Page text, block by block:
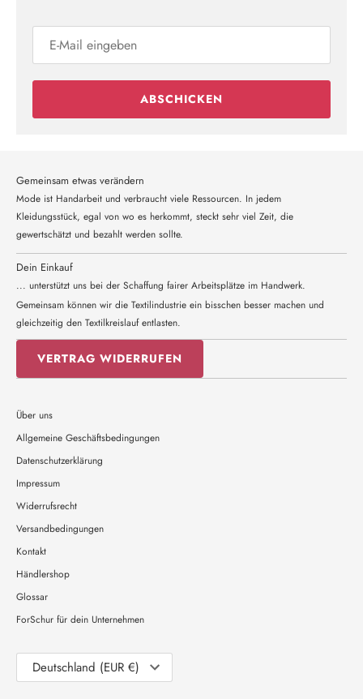
ABSCHICKEN
Gemeinsam etwas verändern
Mode ist Handarbeit und verbraucht viele Ressourcen. In jedem
Kleidungsstück, egal von wo es herkommt, steckt sehr viel Zeit, die
gewertschätzt und bezahlt werden sollte.
Dein Einkauf
... unterstützt uns bei der Schaffung fairer Arbeitsplätze im Handwerk.
Gemeinsam können wir die Textilindustrie ein bisschen besser machen und
gleichzeitig den Textilkreislauf entlasten.
VERTRAG WIDERRUFEN
Über uns
Allgemeine Geschäftsbedingungen
Datenschutzerklärung
Impressum
Widerrufsrecht
Versandbedingungen
Kontakt
Händlershop
Glossar
ForSchur für dein Unternehmen
WährungDeutschland (EUR €)